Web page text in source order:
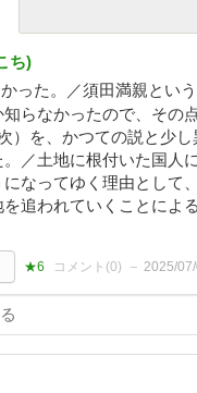
ち)
った。／須田満親とい
らなかったので、その
）を、かつての説と少
。／土地に根付いた国人
なってゆく理由として
を追われていくことによ
★6 コメント(0) 2025/